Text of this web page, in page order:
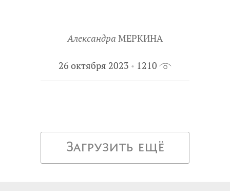
Александра МЕРКИНА
26 октября 2023 1210
Загрузить ещё